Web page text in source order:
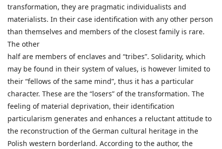
transformation, they are pragmatic individualists and
materialists. In their case identification with any other person
than themselves and members of the closest family is rare.
The other
half are members of enclaves and “tribes”. Solidarity, which
may be found in their system of values, is however limited to
their “fellows of the same mind”, thus it has a particular
character. These are the “losers” of the transformation. The
feeling of material deprivation, their identification
particularism generates and enhances a reluctant attitude to
the reconstruction of the German cultural heritage in the
Polish western borderland. According to the author, the